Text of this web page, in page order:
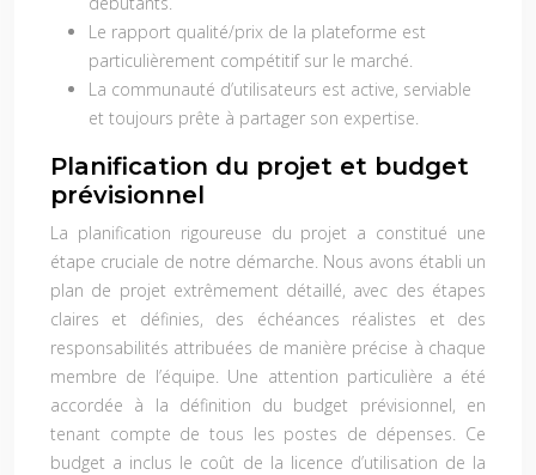
Le rapport qualité/prix de la plateforme est
particulièrement compétitif sur le marché.
La communauté d’utilisateurs est active, serviable
et toujours prête à partager son expertise.
Planification du projet et budget
prévisionnel
La planification rigoureuse du projet a constitué une
étape cruciale de notre démarche. Nous avons établi un
plan de projet extrêmement détaillé, avec des étapes
claires et définies, des échéances réalistes et des
responsabilités attribuées de manière précise à chaque
membre de l’équipe. Une attention particulière a été
accordée à la définition du budget prévisionnel, en
tenant compte de tous les postes de dépenses. Ce
budget a inclus le coût de la licence d’utilisation de la